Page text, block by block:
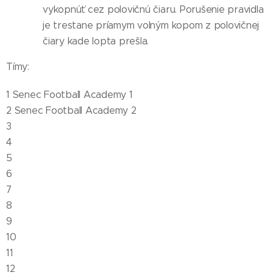
vykopnúť cez polovičnú čiaru. Porušenie pravidla
je trestane príamym volným kopom z polovičnej
čiary kade lopta prešla.
Tímy:
1 Senec Football Academy 1
2 Senec Football Academy 2
3
4
5
6
7
8
9
10
11
12